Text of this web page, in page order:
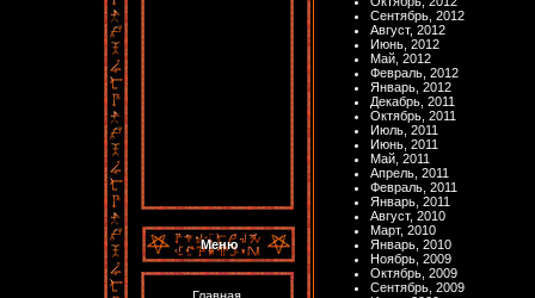
Меню
Сентябрь, 2012
Август, 2012
Июнь, 2012
Май, 2012
Февраль, 2012
Январь, 2012
Декабрь, 2011
Октябрь, 2011
Июль, 2011
Июнь, 2011
Май, 2011
Апрель, 2011
Февраль, 2011
Январь, 2011
Август, 2010
Март, 2010
Январь, 2010
Ноябрь, 2009
Октябрь, 2009
Сентябрь, 2009